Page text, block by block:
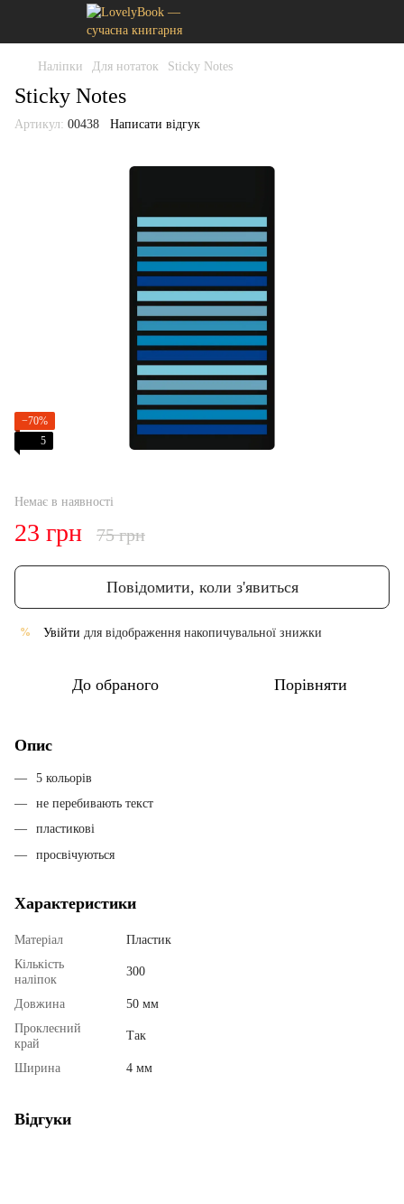
Наліпки Для нотаток Sticky Notes
Sticky Notes
Артикул: 00438 Написати відгук
−70%
5
Немає в наявності
23 грн 75 грн
Повідомити, коли з'явиться
% Увійти для відображення накопичувальної знижки
До обраного Порівняти
Опис
5 кольорів
не перебивають текст
пластикові
просвічуються
Характеристики
Матеріал
Пластик
Кількість
наліпок
300
Довжина
50 мм
Проклеєний
край
Так
Ширина 4 мм
Відгуки